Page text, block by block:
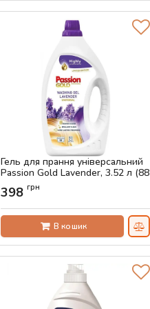
Гель для прання універсальний
Passion Gold Lavender, 3.52 л (88
прань)
Артикул:
398 грн
В кошик